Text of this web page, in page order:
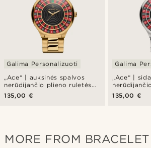
„Ace“ | auksinės spalvos
nerūdijančio plieno ruletės
laikrodis
Galima Personalizuoti
135,00 €
„Ace“ |
laikrodis
Galima
135,00 €
MORE FROM